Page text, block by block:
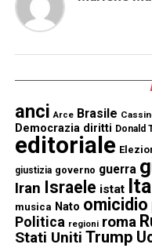
anci Arce Brasile
Democrazia diritti Donald
editoriale
giustizia governo guerra
Iran Israele istat
musica Nato omicidio
Politica regioni roma
Stati Uniti Trump